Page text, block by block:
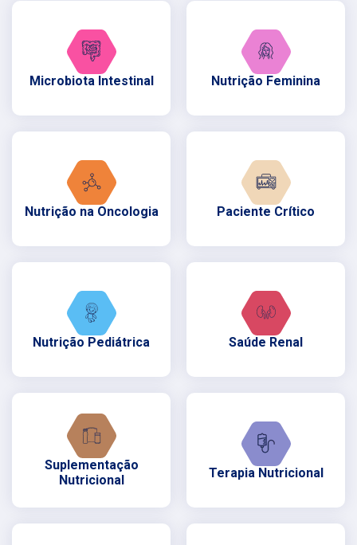
Microbiota Intestinal Nutrição Feminina
Nutrição na Oncologia Paciente Crítico
Nutrição Pediátrica Saúde Renal
Suplementação
Nutricional
Terapia Nutricional